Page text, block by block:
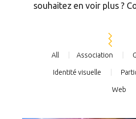
souhaitez en voir plus ?
All Association
Identité visuelle
Web